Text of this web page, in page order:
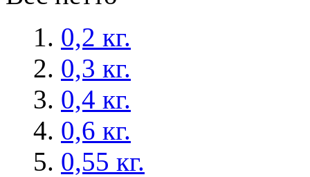
0,2 кг.
0,3 кг.
0,4 кг.
0,6 кг.
0,55 кг.